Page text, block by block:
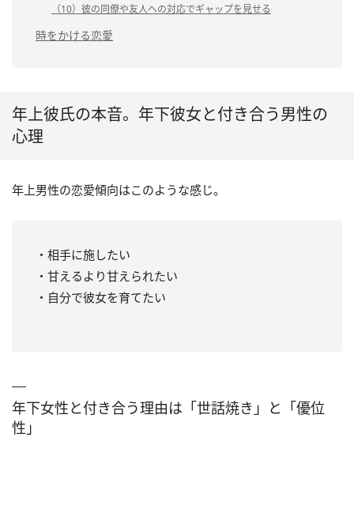
（10）彼の同僚や友人への対応でギャップを見せる
時をかける恋愛
年上彼氏の本音。年下彼女と付き合う男性の
心理
年上男性の恋愛傾向はこのような感じ。
・相手に施したい
・甘えるより甘えられたい
・自分で彼女を育てたい
年下女性と付き合う理由は「世話焼き」と「優位
性」